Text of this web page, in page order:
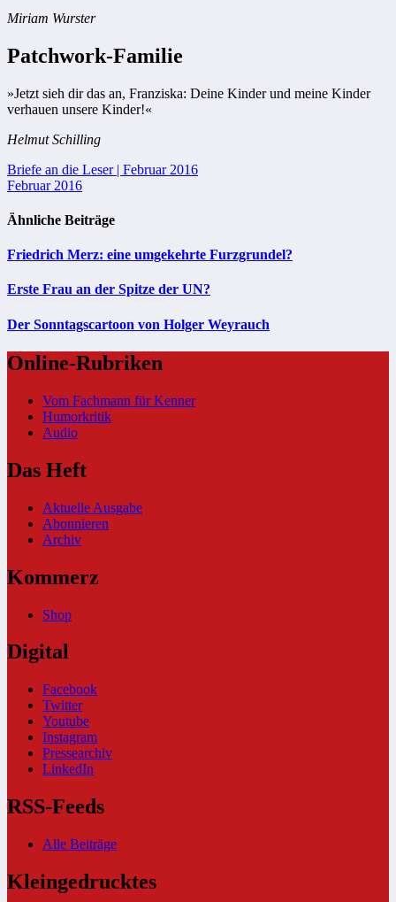
Miriam Wurster
Patchwork-Familie
»Jetzt sieh dir das an, Franziska: Deine Kinder und meine Kinder
verhauen unsere Kinder!«
Helmut Schilling
Beitragsnavigation
Briefe an die Leser | Februar 2016
Februar 2016
Ähnliche Beiträge
Friedrich Merz: eine umgekehrte Furzgrundel?
Erste Frau an der Spitze der UN?
Der Sonntagscartoon von Holger Weyrauch
Online-Rubriken
Vom Fachmann für Kenner
Humorkritik
Audio
Das Heft
Aktuelle Ausgabe
Abonnieren
Archiv
Kommerz
Shop
Digital
Facebook
Twitter
Youtube
Instagram
Pressearchiv
LinkedIn
RSS-Feeds
Alle Beiträge
Kleingedrucktes